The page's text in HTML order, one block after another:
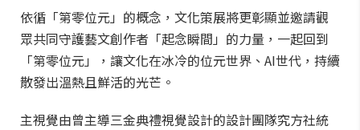
依循「第零位元」的概念，文化策展將更彰顯並邀請觀
眾共同守護藝文創作者「起念瞬間」的力量，一起回到
「第零位元」，讓文化在冰冷的位元世界、AI世代，持續
散發出溫熱且鮮活的光芒。
主視覺由曾主導三金典禮視覺設計的設計團隊究方社統